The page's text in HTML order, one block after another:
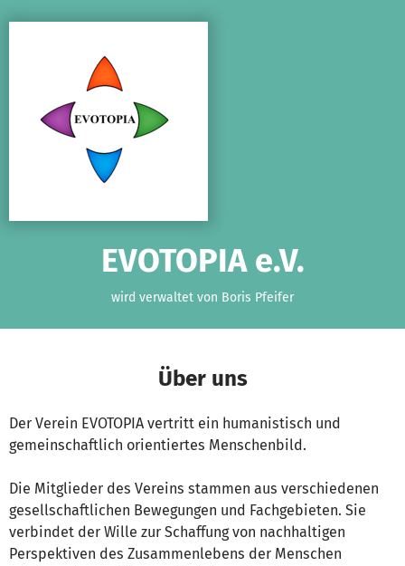
EVOTOPIA e.V.
wird verwaltet von Boris Pfeifer
Über uns
Der Verein EVOTOPIA vertritt ein humanistisch und
gemeinschaftlich orientiertes Menschenbild.
Die Mitglieder des Vereins stammen aus verschiedenen
gesellschaftlichen Bewegungen und Fachgebieten. Sie
verbindet der Wille zur Schaffung von nachhaltigen
Perspektiven des Zusammenlebens der Menschen